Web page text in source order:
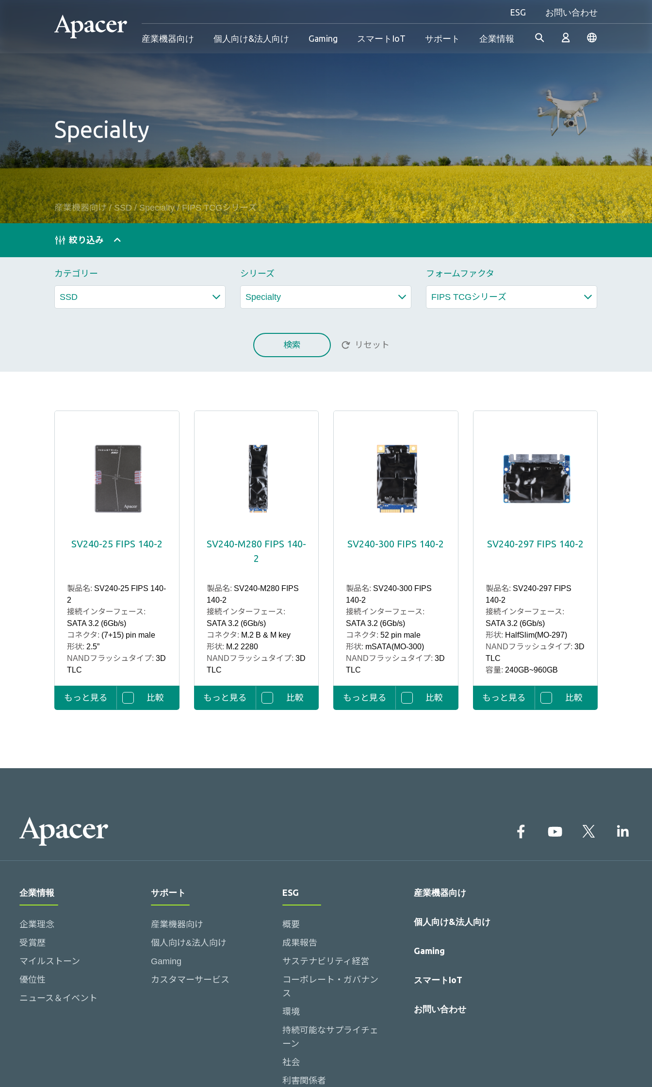
ESG お問い合わせ
産業機器向け
産業用製品概要
SSD
DRAM
応用デバイス
導入事例
技術情報
Apacerは、長年の研究開発経
験を活かし、産業用アプリケ
ーションの多様なニーズを満
ューションを開発し続けてお
ります。
もっと見る
個人向け&法人向け
個人向け&法人向け製品概要
個人向け
法人向け
Blog
当社は、信頼性の高い革新的
な製品/サービスの開発に専念
し、高性能、高安定性、高付
ストレージデバイスを提供す
ることで、消費者が日常生活
でデジタルデータを簡単に記
録、保存、共有できるように
サポートしています。
Gaming
Gaming製品概要
Gaming Product
究極のパフォーマンスを追い
求める方も、自分だけのスタ
イルにこだわる方も──
なたのすべてのゲーム体験に
応え、プレイヤーとしての真
の力を発揮します！
スマートIoT サポート
サポート
個人向け&法人向け
Gaming
カスタマーサービス
製品/プロセス変更通知 & 生産終了
方針
企業情報
ログイン
新規会員登録
Specialty
産業機器向け/SSD/Specialty/FIPS TCGシリーズ
絞り込み
カテゴリー シリーズ フォームファクタ
検索 リセット
SV240-25 FIPS 140-2
製品名: SV240-25 FIPS 140-
2
接続インターフェース:
SATA 3.2 (6Gb/s)
コネクタ: (7+15) pin male
形状: 2.5”
NANDフラッシュタイプ: 3D
TLC
もっと見る 比較
SV240-M280 FIPS 140-
2
製品名: SV240-M280 FIPS
140-2
接続インターフェース:
SATA 3.2 (6Gb/s)
コネクタ: M.2 B & M key
形状: M.2 2280
NANDフラッシュタイプ: 3D
TLC
もっと見る 比較
SV240-300 FIPS 140-2
製品名: SV240-300 FIPS
140-2
接続インターフェース:
SATA 3.2 (6Gb/s)
コネクタ: 52 pin male
形状: mSATA(MO-300)
NANDフラッシュタイプ: 3D
TLC
もっと見る 比較
SV240-297 FIPS 140-2
製品名: SV240-297 FIPS
140-2
接続インターフェース:
SATA 3.2 (6Gb/s)
形状: HalfSlim(MO-297)
NANDフラッシュタイプ: 3D
TLC
容量: 240GB~960GB
もっと見る 比較
企業情報
企業理念
受賞歴
マイルストーン
優位性
ニュース＆イベント
サポート
産業機器向け
個人向け&法人向け
Gaming
カスタマーサービス
ESG
概要
成果報告
サステナビリティ経営
コーポレート・ガバナン
ス
環境
持続可能なサプライチェ
ーン
社会
利害関係者
産業機器向け
個人向け&法人向け
Gaming
スマートIoT
お問い合わせ